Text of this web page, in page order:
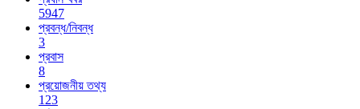
5947
প্রবন্ধ/নিবন্ধ
3
প্রবাস
8
প্রয়োজনীয় তথ্য
123